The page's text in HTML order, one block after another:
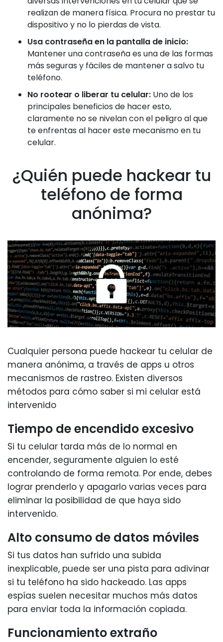
realizan de manera física. Procura no prestar tu
dispositivo y no lo pierdas de vista.
Usa contraseña en la pantalla de inicio:
Mantener una contraseña es una de las formas
más seguras y fáciles de mantener a salvo tu
teléfono.
No rootear o liberar tu celular: Uno de los
principales beneficios de hacer esto,
claramente no se nivelan con el peligro al que
te enfrentas al hacer este mecanismo en tu
celular.
¿Quién puede hackear tu
teléfono de forma
anónima?
Cualquier persona puede hackear tu celular de
manera anónima, a través de apps u otros
mecanismos de rastreo. Existen diversos
métodos para cómo saber si mi celular está
intervenido
Tiempo de encendido excesivo
Si tu celular tarda más de lo normal en
encender, seguramente alguien lo esté
controlando de forma remota. Por ende, debes
lograr prenderlo y apagarlo varias veces para
eliminar la posibilidad de que haya sido
intervenido.
Alto consumo de datos móviles
Si tus datos han sufrido una subida
inexplicable, puede ser una pista para adivinar
si tu teléfono ha sido hackeado. Las apps
espías suelen necesitar muchos más datos
para enviar toda la información copiada.
Funcionamiento extraño